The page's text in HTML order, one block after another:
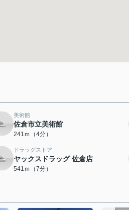
美術館
佐倉市立美術館
241ｍ（4分）
ドラッグストア
ヤックスドラッグ 佐倉店
541ｍ（7分）